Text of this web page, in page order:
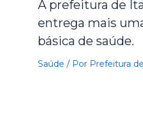
A prefeitura de
entrega mais
básica de saúde.
Saúde / Por Prefeitura